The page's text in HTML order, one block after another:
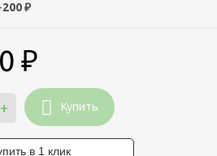
200₽
₽
+ Купить